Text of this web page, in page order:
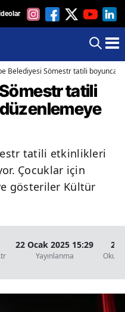
Belediyesi Sömestr tatili boyunca
tatili
tatili etkinlikleri
Çocuklar için
gösteriler Kültür
22 Ocak 2025 15:29
Yayınlanma
2